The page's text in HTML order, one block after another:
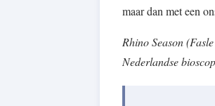
maar dan met een
Rhino Season
Nederlandse